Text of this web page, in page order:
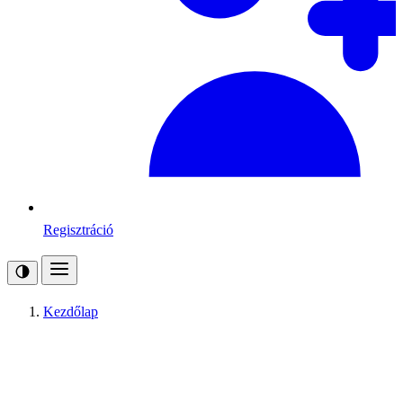
Regisztráció
Kezdőlap